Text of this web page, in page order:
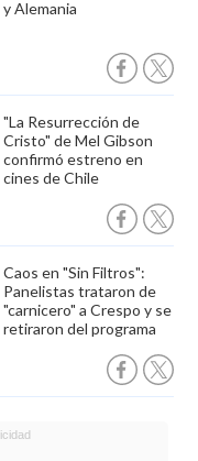
y Alemania
"La Resurrección de
Cristo" de Mel Gibson
confirmó estreno en
cines de Chile
Caos en "Sin Filtros":
Panelistas trataron de
"carnicero" a Crespo y se
retiraron del programa